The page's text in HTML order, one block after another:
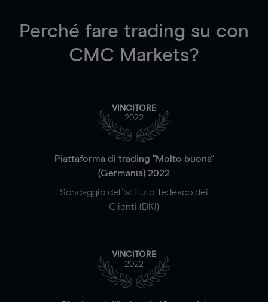
Perché fare trading su con
CMC Markets?
VINCITORE
2022
Piattaforma di trading "Molto buona"
(Germania) 2022
Sondaggio dell'Istituto Tedesco dei
Clienti (DKI)
VINCITORE
2022